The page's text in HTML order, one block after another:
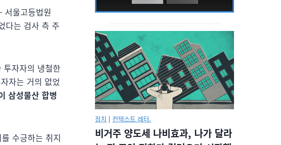
서울고등법원
다는 검사 측 주
자자의 냉철한
자는 거의 없었
삼성물산 합병
수긍하는 취지
정치 | 컨텍스트 레터.
비거주 양도세 나비효과, 나가 달라